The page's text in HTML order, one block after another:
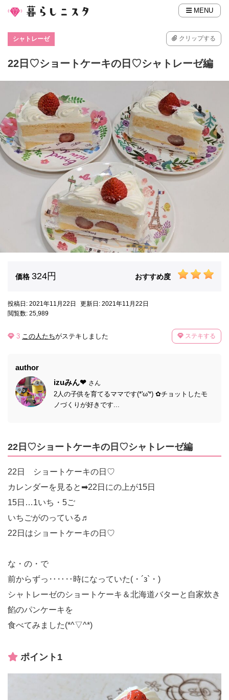
MENU
シャトレーゼ クリップする
22日♡ショートケーキの日♡シャトレーゼ編
価格 324円 おすすめ度
投稿日: 2021年11月22日
更新日: 2021年11月22日
閲覧数: 25,989
3 この人たちがステキしました ステキする
author
izuみん❤ さん
2人の子供を育てるママです(*'ω'*) ✿チョットしたモ
ノづくりが好きです...
22日♡ショートケーキの日♡シャトレーゼ編
22日 ショートケーキの日♡
カレンダーを見ると➡22日にの上が15日
15日…1いち・5ご
いちごがのっている♬
22日はショートケーキの日♡
な・の・で
前からずっ‥‥‥時になっていた(・´з`・)
シャトレーゼのショートケーキ＆北海道バターと自家炊き
餡のパンケーキを
食べてみました(*^▽^*)
ポイント1